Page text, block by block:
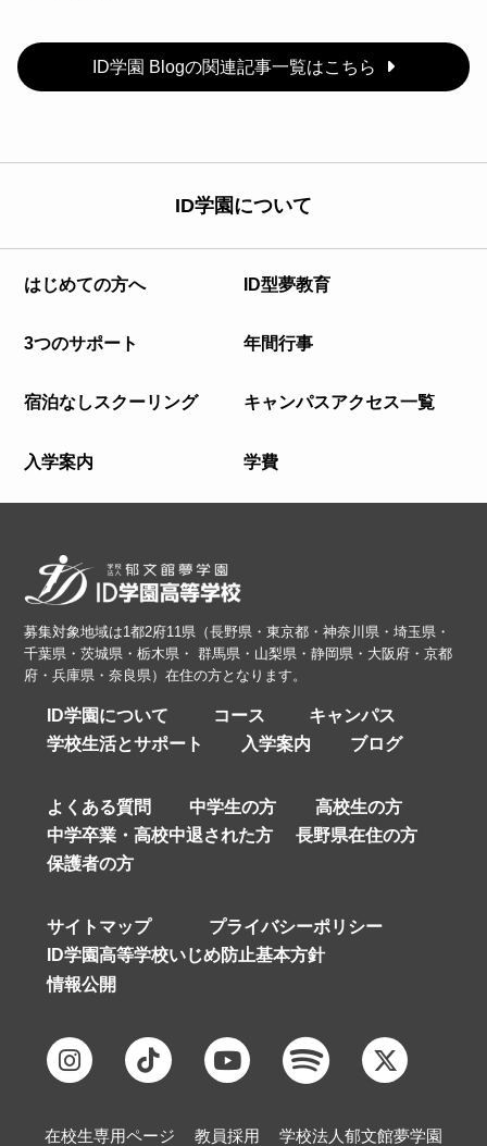
ID学園 Blogの関連記事一覧はこちら
ID学園について
はじめての方へ ID型夢教育
3つのサポート 年間行事
宿泊なしスクーリング キャンパスアクセス一覧
入学案内 学費
募集対象地域は1都2府11県（長野県・東京都・神奈川県・埼玉県・
千葉県・茨城県・栃木県・ 群馬県・山梨県・静岡県・大阪府・京都
府・兵庫県・奈良県）在住の方となります。
ID学園について コース
キャンパス
学校生活とサポート
入学案内 ブログ
よくある質問 中学生の方
高校生の方
中学卒業・高校中退された方
長野県在住の方
保護者の方
サイトマップ
プライバシーポリシー
ID学園高等学校いじめ防止基本方針
情報公開
在校生専用ページ 教員採用 学校法人郁文館夢学園